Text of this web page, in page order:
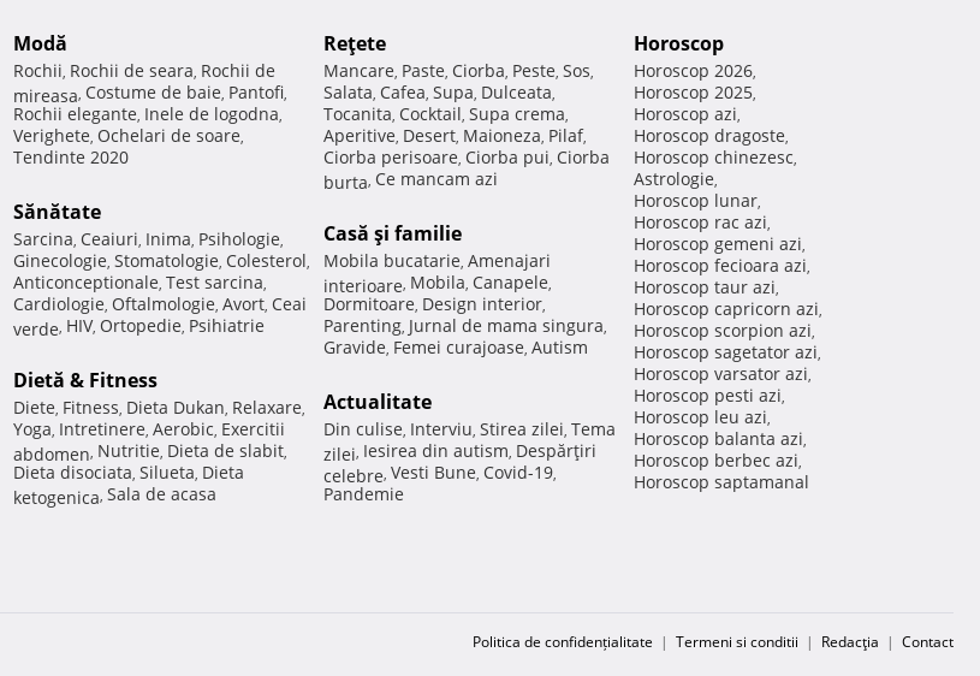
Modă
Rochii, Rochii de seara, Rochii de
mireasa, Costume de baie, Pantofi,
Rochii elegante, Inele de logodna,
Verighete, Ochelari de soare,
Tendinte 2020
Sănătate
Sarcina, Ceaiuri, Inima, Psihologie,
Ginecologie, Stomatologie, Colesterol,
Anticonceptionale, Test sarcina,
Cardiologie, Oftalmologie, Avort, Ceai
verde, HIV, Ortopedie, Psihiatrie
Dietă & Fitness
Diete, Fitness, Dieta Dukan, Relaxare,
Yoga, Intretinere, Aerobic, Exercitii
abdomen, Nutritie, Dieta de slabit,
Dieta disociata, Silueta, Dieta
ketogenica, Sala de acasa
Reţete
Mancare, Paste, Ciorba, Peste, Sos,
Salata, Cafea, Supa, Dulceata,
Tocanita, Cocktail, Supa crema,
Aperitive, Desert, Maioneza, Pilaf,
Ciorba perisoare, Ciorba pui, Ciorba
burta, Ce mancam azi
Casă şi familie
Mobila bucatarie, Amenajari
interioare, Mobila, Canapele,
Dormitoare, Design interior,
Parenting, Jurnal de mama singura,
Gravide, Femei curajoase, Autism
Actualitate
Din culise, Interviu, Stirea zilei, Tema
zilei, Iesirea din autism, Despărţiri
celebre, Vesti Bune, Covid-19,
Pandemie
Horoscop
Horoscop 2026,
Horoscop 2025,
Horoscop azi,
Horoscop dragoste,
Horoscop chinezesc,
Astrologie,
Horoscop lunar,
Horoscop rac azi,
Horoscop gemeni azi,
Horoscop fecioara azi,
Horoscop taur azi,
Horoscop capricorn azi,
Horoscop scorpion azi,
Horoscop sagetator azi,
Horoscop varsator azi,
Horoscop pesti azi,
Horoscop leu azi,
Horoscop balanta azi,
Horoscop berbec azi,
Horoscop saptamanal
Politica de confidențialitate | Termeni si conditii | Redacţia | Contact